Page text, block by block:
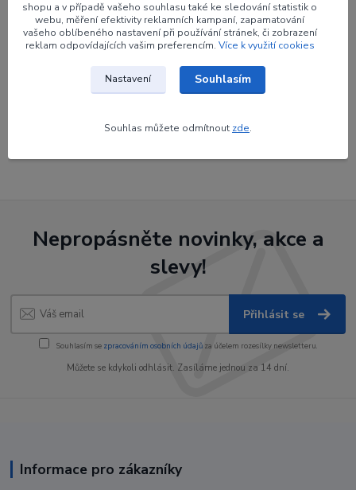
Nepropásněte novinky, akce a
slevy!
Přihlásit se
Souhlasím se zpracováním osobních údajůza účelem rozesílky newsletteru.
Můžete se kdykoli odhlásit. Zasíláme jednou za 14 dní.
Informace pro zákazníky
shopu a v případě vašeho souhlasu také ke sledování statistik o
webu, měření efektivity reklamních kampaní, zapamatování
vašeho oblíbeného nastavení při používání stránek, či zobrazení
reklam odpovídajících vašim preferencím. Více k využití cookies
Nastavení Souhlasím
Souhlas můžete odmítnout zde.